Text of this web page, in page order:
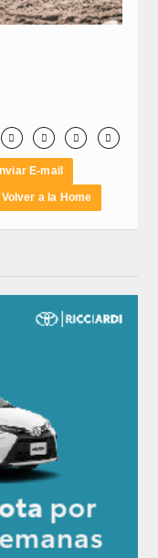
   
E-mail
Volver a la Home